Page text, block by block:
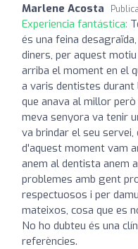
Marlene Acosta
Experiencia fantástica:
és una feina
diners, per aquest
arriba el moment en el
a varis dentistes durant
que anava al millor
meva senyora va tenir
va brindar el seu
d'aquest moment vam
anem al dentista anem
problemes amb gent
respectuosos i per
mateixos, cosa que es
No ho dubteu és una
referències.